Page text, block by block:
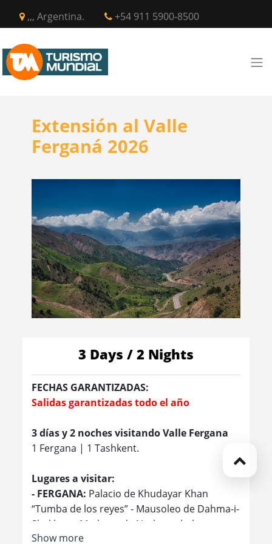
,,, Argentina. +54 911 5900-8500
Extensión al Valle
Ferganá 2026
3 Days / 2 Nights
FECHAS GARANTIZADAS:
Salidas garantizadas todo el año
3 días y 2 noches visitando Valle Fergana
1 Fergana | 1 Tashkent.
Lugares a visitar:
- FERGANA: Palacio de Khudayar Khan
“Tumba de los reyes” - Mausoleo de Dahma-i-
Shakhon - Madrasa de Narboutabek -
Mezquita Djoumi.
Show more